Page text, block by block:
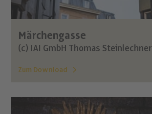
Märchengasse
(c) IAI GmbH Thomas Steinlechner
Zum Download